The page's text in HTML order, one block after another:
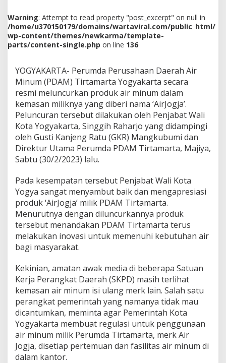
i
B
D
P
Y
o
g
y
a
k
a
r
t
n
t
a
P
e
m
k
u
a
t
R
e
g
l
a
s
Warning: Attempt to read property "post_excerpt" on null in
/home/u370150179/domains/wartaviral.com/public_html/
wp-content/themes/newkarma/template-
parts/content-single.php on line 136
YOGYAKARTA- Perumda Perusahaan Daerah Air
Minum (PDAM) Tirtamarta Yogyakarta secara
resmi meluncurkan produk air minum dalam
kemasan miliknya yang diberi nama ‘AirJogja’.
Peluncuran tersebut dilakukan oleh Penjabat Wali
Kota Yogyakarta, Singgih Raharjo yang didampingi
oleh Gusti Kanjeng Ratu (GKR) Mangkubumi dan
Direktur Utama Perumda PDAM Tirtamarta, Majiya,
Sabtu (30/2/2023) lalu.
Pada kesempatan tersebut Penjabat Wali Kota
Yogya sangat menyambut baik dan mengapresiasi
produk ‘AirJogja’ milik PDAM Tirtamarta.
Menurutnya dengan diluncurkannya produk
tersebut menandakan PDAM Tirtamarta terus
melakukan inovasi untuk memenuhi kebutuhan air
bagi masyarakat.
Kekinian, amatan awak media di beberapa Satuan
Kerja Perangkat Daerah (SKPD) masih terlihat
kemasan air minum isi ulang merk lain. Salah satu
perangkat pemerintah yang namanya tidak mau
dicantumkan, meminta agar Pemerintah Kota
Yogyakarta membuat regulasi untuk penggunaan
air minum milik Perumda Tirtamarta, merk Air
Jogja, disetiap pertemuan dan fasilitas air minum di
dalam kantor.